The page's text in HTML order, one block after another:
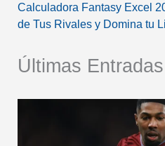
Calculadora Fantasy Excel
de Tus Rivales y Domina tu
Últimas Entradas